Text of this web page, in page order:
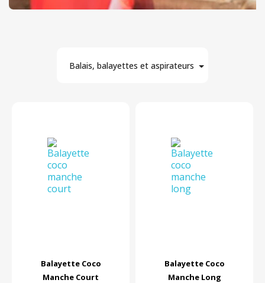
Par marque En stock 12 Par prix
Balais, balayettes et aspirateurs
Balayette Coco
Manche Court
Balayette Coco
Manche Long